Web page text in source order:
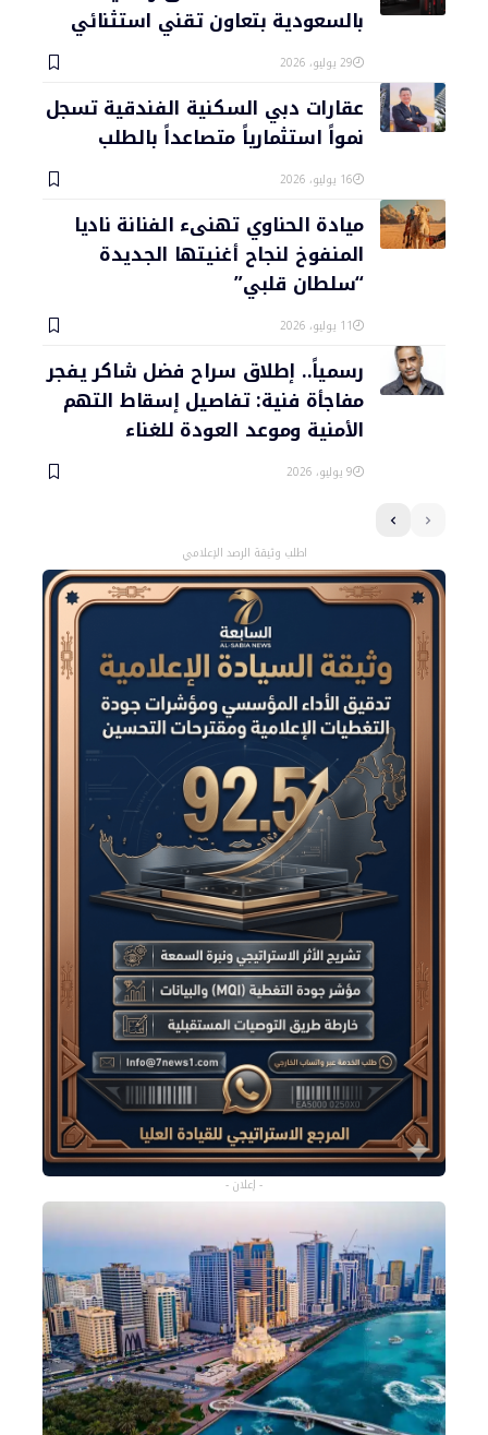
بالسعودية بتعاون تقني استثنائي
29 يوليو، 2026
عقارات دبي السكنية الفندقية تسجل
نمواً استثمارياً متصاعداً بالطلب
16 يوليو، 2026
ميادة الحناوي تهنىء الفنانة ناديا
المنفوخ لنجاح أغنيتها الجديدة
“سلطان قلبي”
11 يوليو، 2026
رسمياً.. إطلاق سراح فضل شاكر يفجر
مفاجأة فنية: تفاصيل إسقاط التهم
الأمنية وموعد العودة للغناء
9 يوليو، 2026
اطلب وثيقة الرصد الإعلامي
- إعلان -